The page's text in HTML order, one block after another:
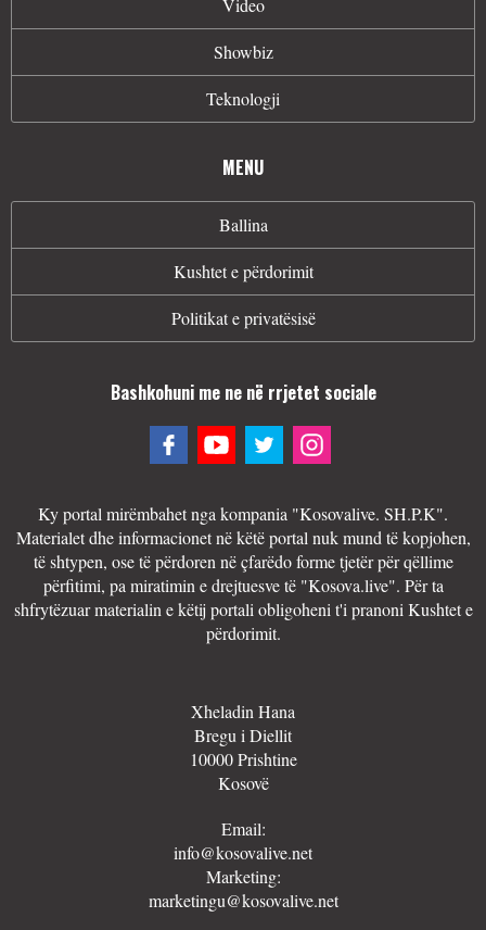
Video
Showbiz
Teknologji
MENU
Ballina
Kushtet e përdorimit
Politikat e privatësisë
Bashkohuni me ne në rrjetet sociale
Ky portal mirëmbahet nga kompania "Kosovalive. SH.P.K".
Materialet dhe informacionet në këtë portal nuk mund të kopjohen,
të shtypen, ose të përdoren në çfarëdo forme tjetër për qëllime
përfitimi, pa miratimin e drejtuesve të "Kosova.live". Për ta
shfrytëzuar materialin e këtij portali obligoheni t'i pranoni Kushtet e
përdorimit.
Xheladin Hana
Bregu i Diellit
10000 Prishtine
Kosovë
Email:
info@kosovalive.net
Marketing:
marketingu@kosovalive.net